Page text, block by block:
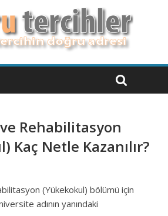
Rehabilitasyon
Kaç Netle Kazanılır?
(Yükekokul) bölümü için
adının yanındaki